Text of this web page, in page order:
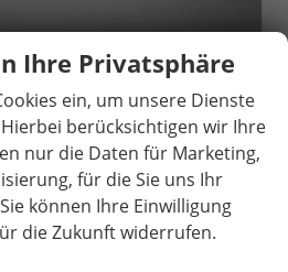
Ihre Privatsphäre
ein, um unsere Dienste
berücksichtigen wir Ihre
nur die Daten für Marketing,
für die Sie uns Ihr
können Ihre Einwilligung
die Zukunft widerrufen.